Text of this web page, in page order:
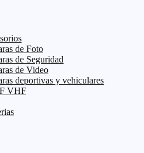
de Foto
de Seguridad
de Video
deportivas y vehiculares
VHF